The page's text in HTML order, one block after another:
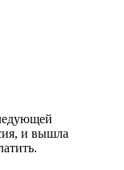
и вышла